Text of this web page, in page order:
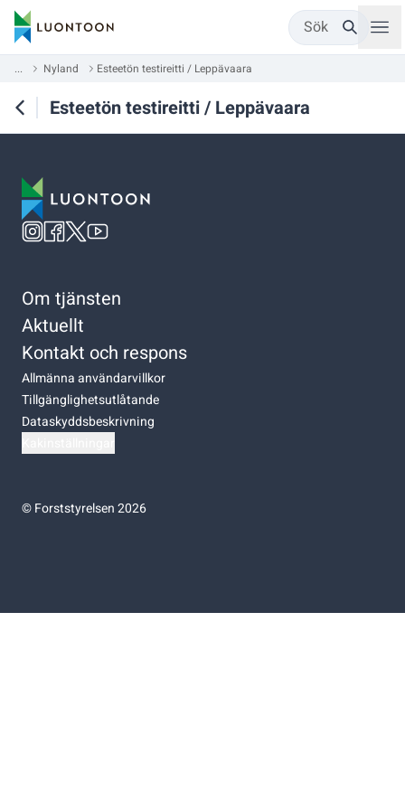
Sök
... Nyland Esteetön testireitti / Leppävaara
Esteetön testireitti / Leppävaara
Om tjänsten
Aktuellt
Kontakt och respons
Allmänna användarvillkor
Tillgänglighetsutlåtande
Dataskyddsbeskrivning
©Forststyrelsen 2026